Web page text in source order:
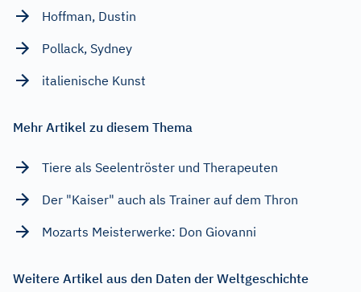
Hoffman, Dustin
Pollack, Sydney
italienische Kunst
Mehr Artikel zu diesem Thema
Tiere als Seelentröster und Therapeuten
Der "Kaiser" auch als Trainer auf dem Thron
Mozarts Meisterwerke: Don Giovanni
Weitere Artikel aus den Daten der Weltgeschichte